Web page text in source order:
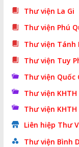
Thư viện La Gi
Thư viện Phú
Thư viện Tánh
Thư viện Tuy
Thư viện Quốc
Thư viện KHTH
Thư viện
Liên hiệp Thư
Thư viện Bình